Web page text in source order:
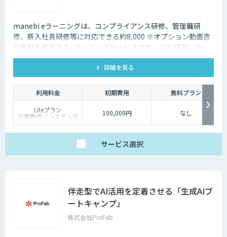
manebi eラーニングは、コンプライアンス研修、管理職研
修、新入社員研修等に対応できる約8,000 ※オプション動画含
む教材を提供するeラーニングサービスです。 AIを搭載した
LMSが、ジャンルや研修時間などに応じて最適なプログラムを
自動構築。カリキュラム設計にかかる工数を大幅に削減できま
す。
詳細を見る
利用料金 初期費用
無料プラン
Liteプラン
初期費用（システム導
入費用）：100,000円
Standardプラン
100,000円 なし
サービス選択
伴走型でAI活用を定着させる「生成AIブ
ートキャンプ」
株式会社ProFab